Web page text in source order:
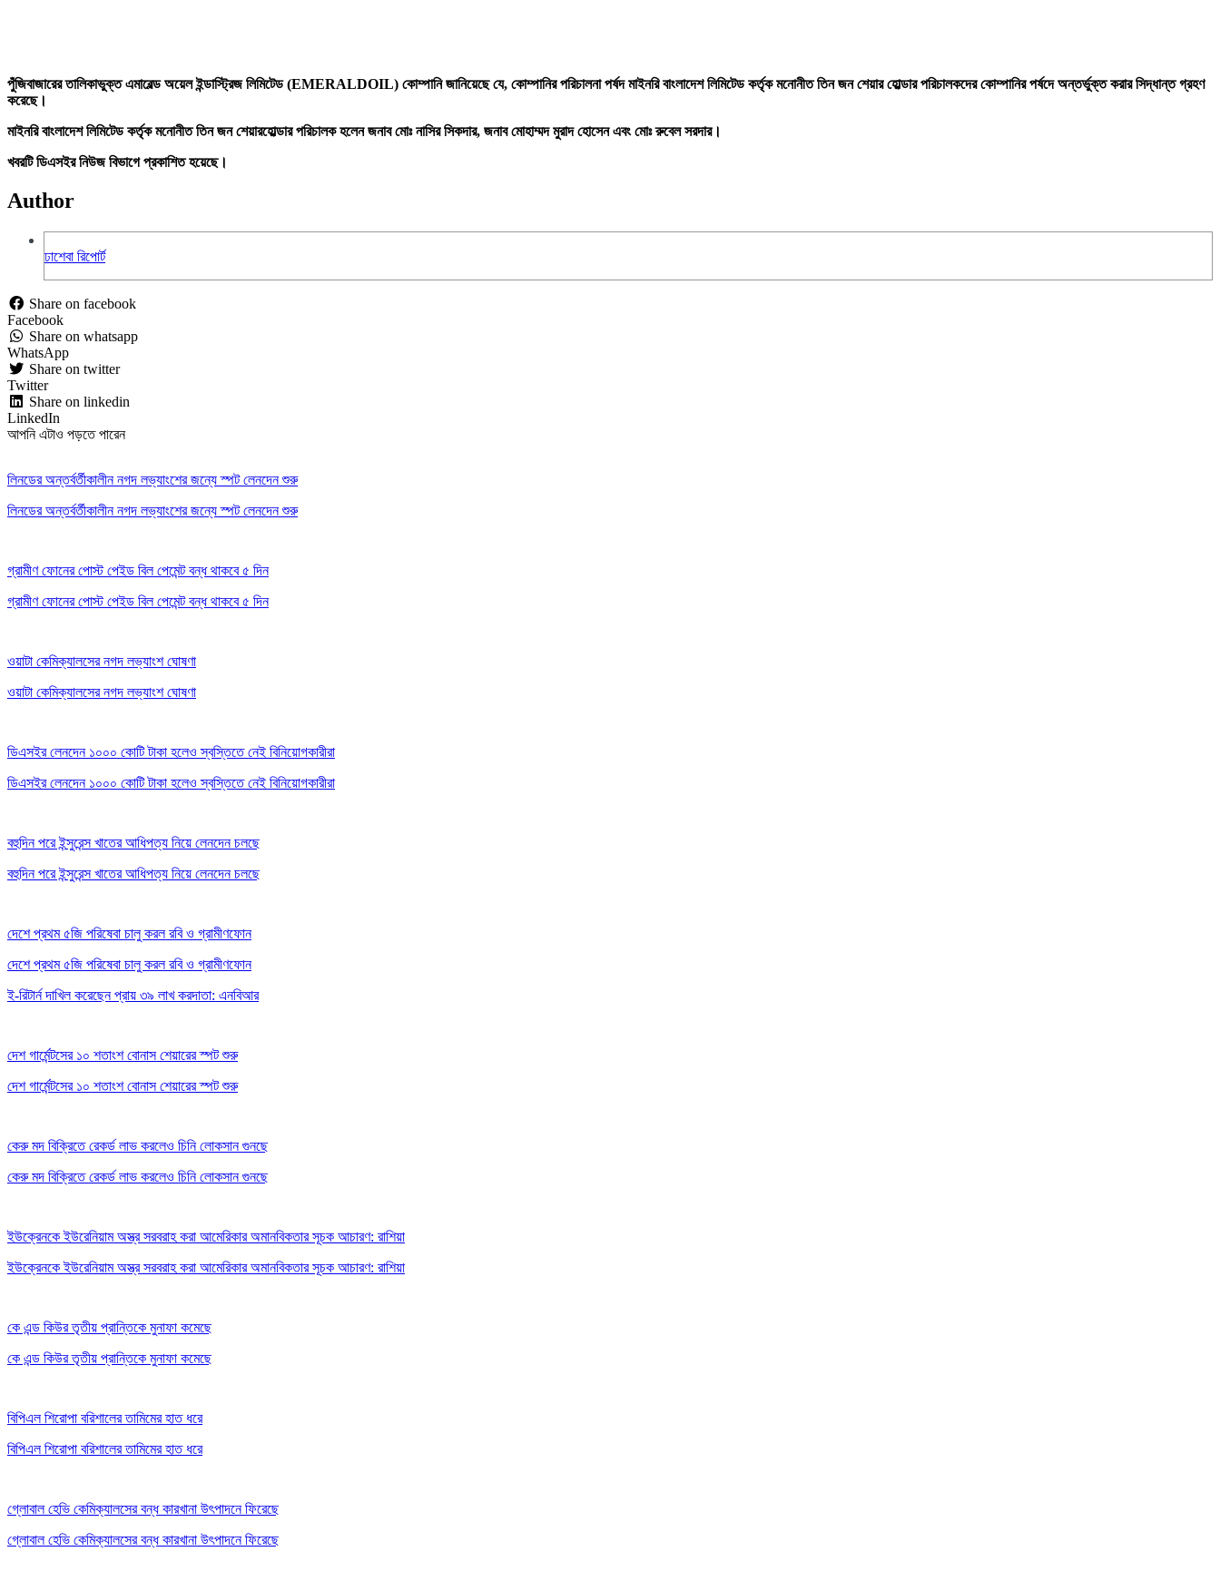
পুঁজিবাজারের তালিকাভুক্ত এমারেল্ড অয়েল ইন্ডাস্ট্রিজ লিমিটেড (EMERALDOIL) কোম্পানি জানিয়েছে যে, কোম্পানির পরিচালনা পর্ষদ মাইনরি বাংলাদেশ লিমিটেড কর্তৃক মনোনীত তিন জন শেয়ার হোল্ডার পরিচালকদের কোম্পানির পর্ষদে অন্তর্ভুক্ত করার সিদ্ধান্ত গ্রহণ
করেছে।
মাইনরি বাংলাদেশ লিমিটেড কর্তৃক মনোনীত তিন জন শেয়ারহোল্ডার পরিচালক হলেন জনাব মোঃ নাসির সিকদার, জনাব মোহাম্মদ মুরাদ হোসেন এবং মোঃ রুবেল সরদার।
খবরটি ডিএসইর নিউজ বিভাগে প্রকাশিত হয়েছে।
Author
ঢাশেবা রিপোর্ট
Share on facebook
Facebook
Share on whatsapp
WhatsApp
Share on twitter
Twitter
Share on linkedin
LinkedIn
আপনি এটাও পড়তে পারেন
লিনডের অন্তর্বর্তীকালীন নগদ লভ্যাংশের জন্যে স্পট লেনদেন শুরু
লিনডের অন্তর্বর্তীকালীন নগদ লভ্যাংশের জন্যে স্পট লেনদেন শুরু
গ্রামীণ ফোনের পোস্ট পেইড বিল পেমেন্ট বন্ধ থাকবে ৫ দিন
গ্রামীণ ফোনের পোস্ট পেইড বিল পেমেন্ট বন্ধ থাকবে ৫ দিন
ওয়াটা কেমিক্যালসের নগদ লভ্যাংশ ঘোষণা
ওয়াটা কেমিক্যালসের নগদ লভ্যাংশ ঘোষণা
ডিএসইর লেনদেন ১০০০ কোটি টাকা হলেও স্বস্তিতে নেই বিনিয়োগকারীরা
ডিএসইর লেনদেন ১০০০ কোটি টাকা হলেও স্বস্তিতে নেই বিনিয়োগকারীরা
বহুদিন পরে ইন্সুরেন্স খাতের আধিপত্য নিয়ে লেনদেন চলছে
বহুদিন পরে ইন্সুরেন্স খাতের আধিপত্য নিয়ে লেনদেন চলছে
দেশে প্রথম ৫জি পরিষেবা চালু করল রবি ও গ্রামীণফোন
দেশে প্রথম ৫জি পরিষেবা চালু করল রবি ও গ্রামীণফোন
ই-রিটার্ন দাখিল করেছেন প্রায় ৩৯ লাখ করদাতা: এনবিআর
দেশ গার্মেন্টসের ১০ শতাংশ বোনাস শেয়ারের স্পট শুরু
দেশ গার্মেন্টসের ১০ শতাংশ বোনাস শেয়ারের স্পট শুরু
কেরু মদ বিক্রিতে রেকর্ড লাভ করলেও চিনি লোকসান গুনছে
কেরু মদ বিক্রিতে রেকর্ড লাভ করলেও চিনি লোকসান গুনছে
ইউক্রেনকে ইউরেনিয়াম অস্ত্র সরবরাহ করা আমেরিকার অমানবিকতার সূচক আচারণ: রাশিয়া
ইউক্রেনকে ইউরেনিয়াম অস্ত্র সরবরাহ করা আমেরিকার অমানবিকতার সূচক আচারণ: রাশিয়া
কে এন্ড কিউর তৃতীয় প্রান্তিকে মুনাফা কমেছে
কে এন্ড কিউর তৃতীয় প্রান্তিকে মুনাফা কমেছে
বিপিএল শিরোপা বরিশালের তামিমের হাত ধরে
বিপিএল শিরোপা বরিশালের তামিমের হাত ধরে
গ্লোবাল হেভি কেমিক্যালসের বন্ধ কারখানা উৎপাদনে ফিরেছে
গ্লোবাল হেভি কেমিক্যালসের বন্ধ কারখানা উৎপাদনে ফিরেছে